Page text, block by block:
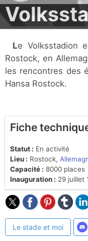
Le Volksstadion est un stade de football situé à
Rostock, en
les rencontres des
Hansa Rostock.
Fiche
Statut : En activité
Lieu : Rostock,
Capacité : 8000 places
Inauguration : 29 juillet
Le stade et moi